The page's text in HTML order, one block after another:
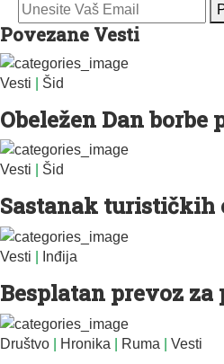
Povezane Vesti
Vesti Šid
Obeležen Dan borbe
Vesti Šid
Sastanak turističkih
Vesti Inđija
Besplatan prevoz za
Društvo Hronika Ruma Vesti